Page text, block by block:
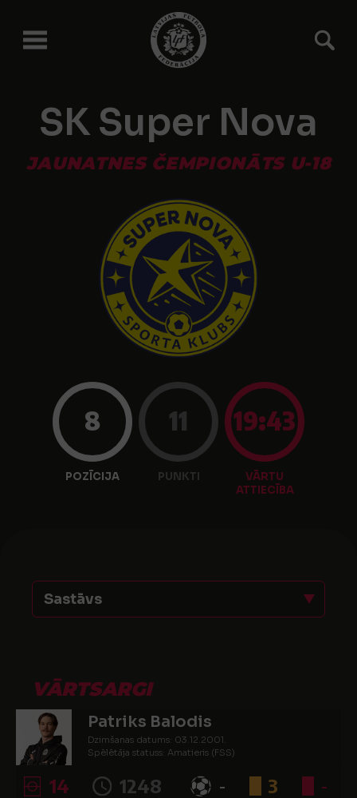
SK Super Nova
JAUNATNES ČEMPIONĀTS U-18
8
POZĪCIJA
11
PUNKTI
19:43
VĀRTU
ATTIECĪBA
Sastāvs
VĀRTSARGI
Patriks Balodis
Dzimšanas datums: 03.12.2001.
Spēlētāja statuss: Amatieris (FSS)
14 1248 - 3 -